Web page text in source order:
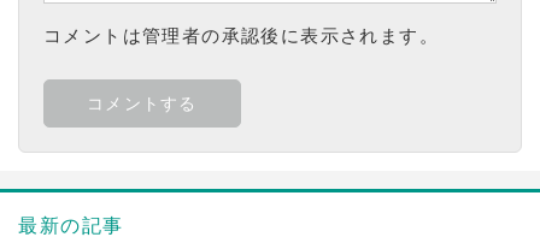
コメントは管理者の承認後に表示されます。
最新の記事